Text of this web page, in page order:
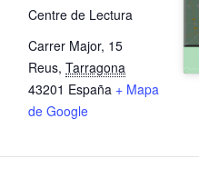
Centre de Lectura
Carrer Major, 15
Reus, Tarragona
43201 España + Mapa
de Google